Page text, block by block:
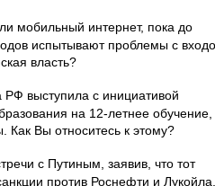
мобильный интернет, пока до
испытывают проблемы с
власть?
выступила с инициативой
на 12-летнее обучение,
Как Вы относитесь к этому?
с Путиным, заявив, что тот
против Роснефти и Лукойла,